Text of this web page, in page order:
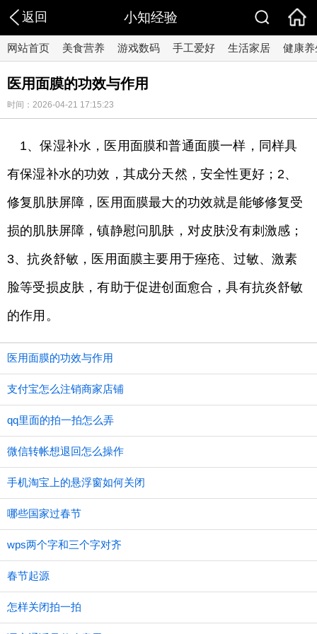
返回 小知经验
网站首页 美食营养 游戏数码 手工爱好 生活家居 健康养
医用面膜的功效与作用
时间：2026-04-21 17:15:23
1、保湿补水，医用面膜和普通面膜一样，同样具
有保湿补水的功效，其成分天然，安全性更好；2、
修复肌肤屏障，医用面膜最大的功效就是能够修复受
损的肌肤屏障，镇静慰问肌肤，对皮肤没有刺激感；
3、抗炎舒敏，医用面膜主要用于痤疮、过敏、激素
脸等受损皮肤，有助于促进创面愈合，具有抗炎舒敏
的作用。
医用面膜的功效与作用
支付宝怎么注销商家店铺
qq里面的拍一拍怎么弄
微信转帐想退回怎么操作
手机淘宝上的悬浮窗如何关闭
哪些国家过春节
wps两个字和三个字对齐
春节起源
怎样关闭拍一拍